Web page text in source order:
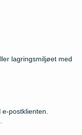
lagringsmiljøet med
postklienten.